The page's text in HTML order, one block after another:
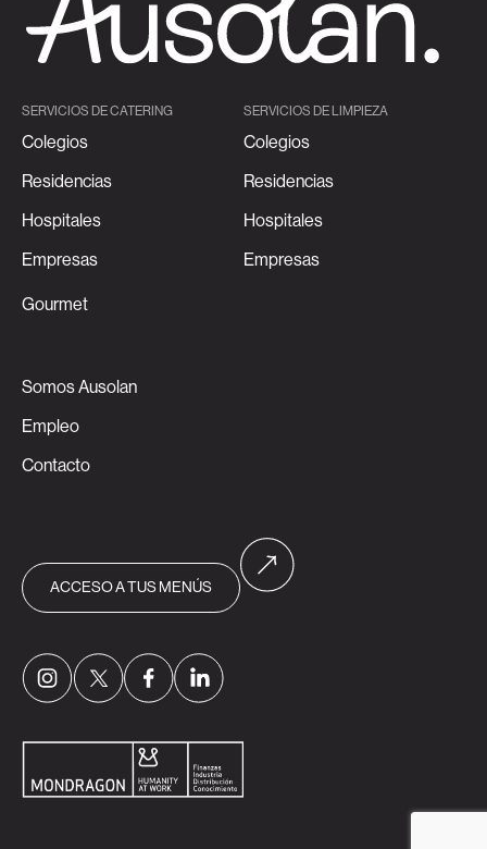
SERVICIOS DE CATERING
Colegios
Residencias
Hospitales
Empresas
Gourmet
SERVICIOS DE LIMPIEZA
Colegios
Residencias
Hospitales
Empresas
Somos Ausolan
Empleo
Contacto
ACCESO A TUS MENÚS